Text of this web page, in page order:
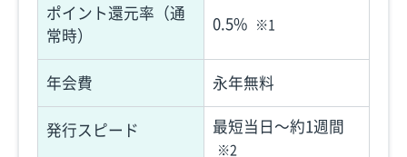
ポイント還元率（通
常時）
0.5% ※1
年会費 永年無料
発行スピード 最短当日〜約1週間
※2